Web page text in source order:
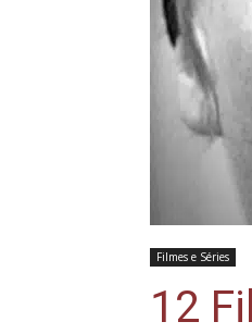
Filmes e Séries
12